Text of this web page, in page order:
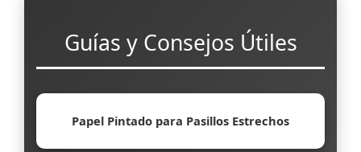
Guías y Consejos Útiles
Papel Pintado para Pasillos Estrechos